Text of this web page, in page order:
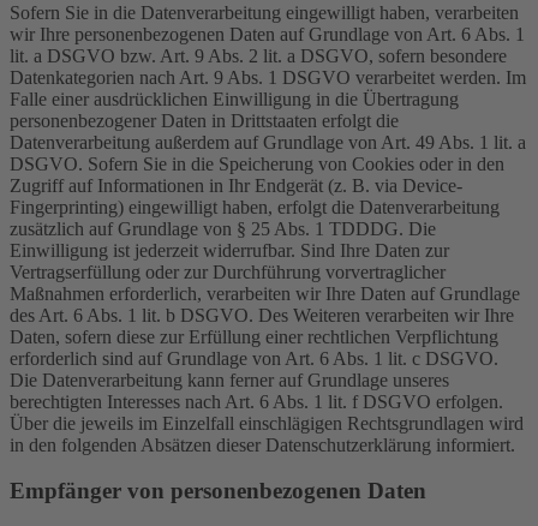
Sofern Sie in die Datenverarbeitung eingewilligt haben, verarbeiten
wir Ihre personenbezogenen Daten auf Grundlage von Art. 6 Abs. 1
lit. a DSGVO bzw. Art. 9 Abs. 2 lit. a DSGVO, sofern besondere
Datenkategorien nach Art. 9 Abs. 1 DSGVO verarbeitet werden. Im
Falle einer ausdrücklichen Einwilligung in die Übertragung
personenbezogener Daten in Drittstaaten erfolgt die
Datenverarbeitung außerdem auf Grundlage von Art. 49 Abs. 1 lit. a
DSGVO. Sofern Sie in die Speicherung von Cookies oder in den
Zugriff auf Informationen in Ihr Endgerät (z. B. via Device-
Fingerprinting) eingewilligt haben, erfolgt die Datenverarbeitung
zusätzlich auf Grundlage von § 25 Abs. 1 TDDDG. Die
Einwilligung ist jederzeit widerrufbar. Sind Ihre Daten zur
Vertragserfüllung oder zur Durchführung vorvertraglicher
Maßnahmen erforderlich, verarbeiten wir Ihre Daten auf Grundlage
des Art. 6 Abs. 1 lit. b DSGVO. Des Weiteren verarbeiten wir Ihre
Daten, sofern diese zur Erfüllung einer rechtlichen Verpflichtung
erforderlich sind auf Grundlage von Art. 6 Abs. 1 lit. c DSGVO.
Die Datenverarbeitung kann ferner auf Grundlage unseres
berechtigten Interesses nach Art. 6 Abs. 1 lit. f DSGVO erfolgen.
Über die jeweils im Einzelfall einschlägigen Rechtsgrundlagen wird
in den folgenden Absätzen dieser Datenschutzerklärung informiert.
Empfänger von personenbezogenen Daten